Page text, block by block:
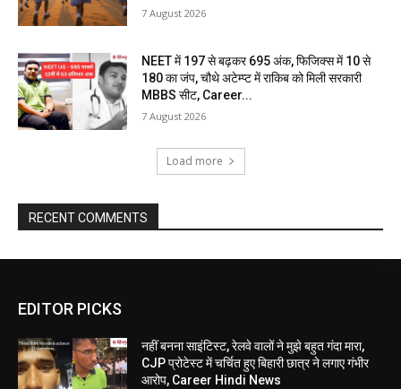
7 August 2026
NEET में 197 से बढ़कर 695 अंक, फिजिक्स में 10 से
180 का जंप, चौथे अटेम्प्ट में राकिब को मिली सरकारी
MBBS सीट, Career...
7 August 2026
Load more
RECENT COMMENTS
EDITOR PICKS
नहीं बनना साइंटिस्ट, रेलवे वालों ने मुझे बहुत गंदा मारा,
CJP प्रोटेस्ट में चर्चित हुए बिहारी छात्र ने लगाए गंभीर
आरोप, Career Hindi News